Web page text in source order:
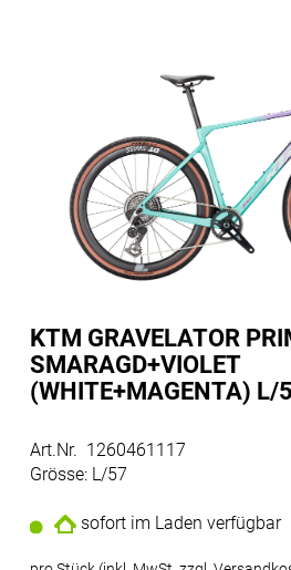
KTM GRAVELATOR
SMARAGD+VIOLET
(WHITE+MAGENTA) L/
Art.Nr. 1260461117
Grösse: L/57
sofort im Laden verfügbar